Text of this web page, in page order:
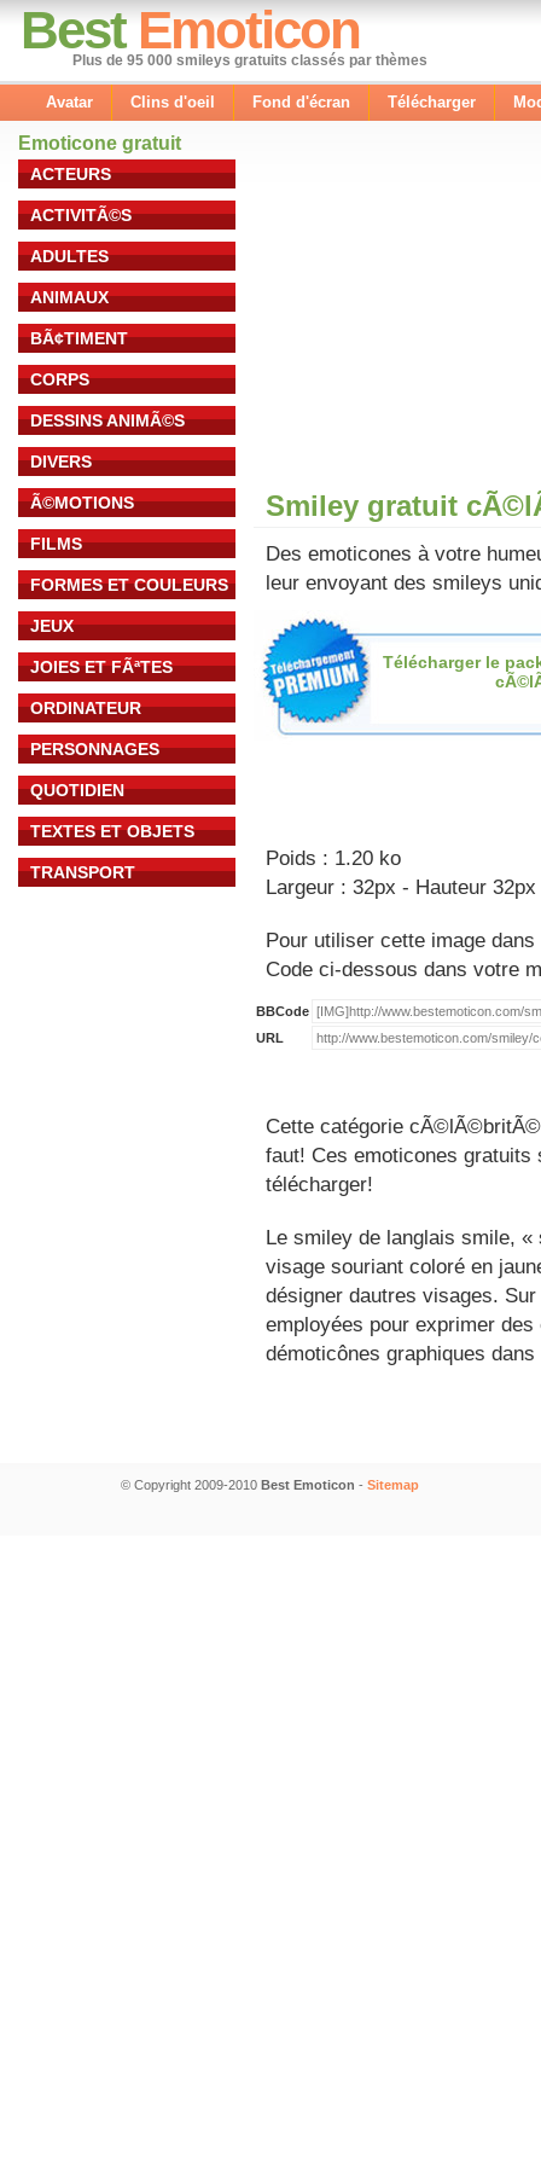
Best Emoticon
Plus de 95 000 smileys gratuits classés par thèmes
Avatar Clins d'oeil Fond d'écran Télécharger
Emoticone gratuit
ACTEURS
ACTIVITÃ©S
ADULTES
ANIMAUX
BÃ¢TIMENT
CORPS
DESSINS ANIMÃ©S
DIVERS
Ã©MOTIONS
FILMS
FORMES ET COULEURS
JEUX
JOIES ET FÃªTES
ORDINATEUR
PERSONNAGES
QUOTIDIEN
TEXTES ET OBJETS
TRANSPORT
Smiley gratuit
Des emoticones à votre
leur envoyant des smileys
Télécharger le
Poids : 1.20 ko
Largeur : 32px - Hauteur 32px
Pour utiliser cette image
Code ci-dessous dans votre
BBCode
URL
Cette catégorie
faut! Ces emoticones
télécharger!
Le smiley de langlais smile,
visage souriant coloré en
désigner dautres visages.
employées pour exprimer
démoticônes graphiques
© Copyright 2009-2010 Best Emoticon - Sitemap